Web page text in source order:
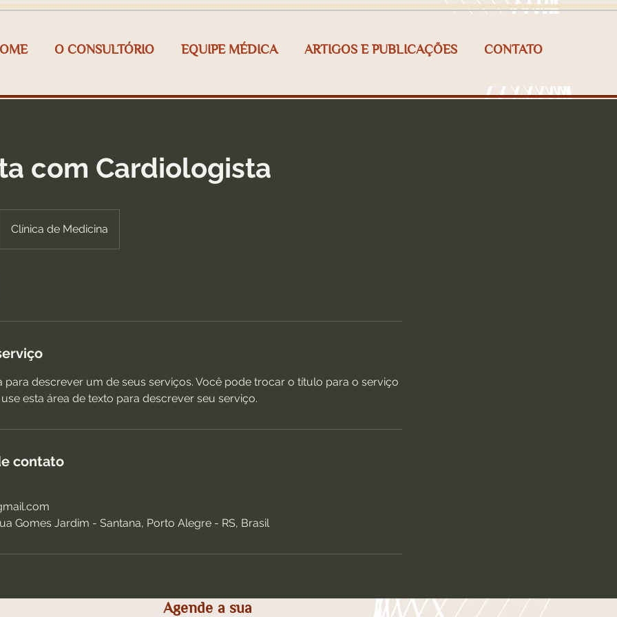
O CONSULTÓRIO EQUIPE MÉDICA ARTIGOS E PUBLICAÇÕES CONTATO
com Cardiologista
Clínica de Medicina
para descrever um de seus serviços. Você pode trocar o título para o serviço
esta área de texto para descrever seu serviço.
contato
Gomes Jardim - Santana, Porto Alegre - RS, Brasil
Agende a sua